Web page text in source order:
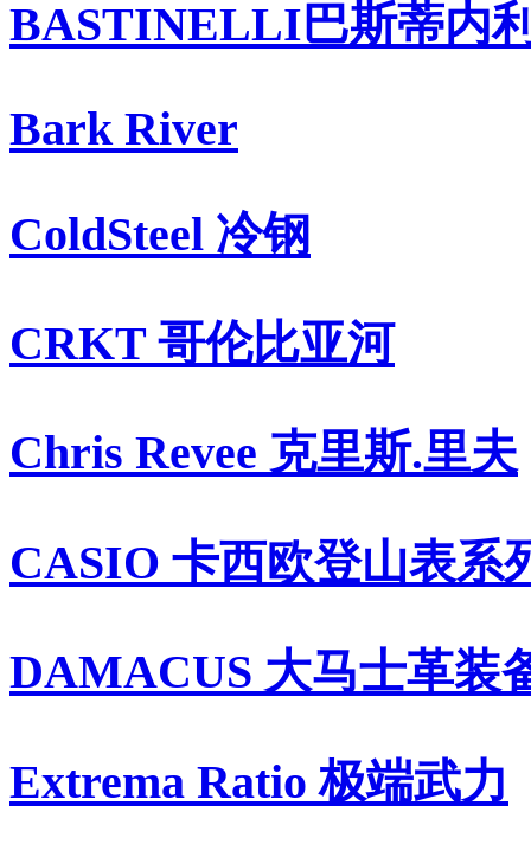
BASTINELLI巴斯蒂内
Bark River
ColdSteel 冷钢
CRKT 哥伦比亚河
Chris Revee 克里斯.里夫
CASIO 卡西欧登山表系
DAMACUS 大马士革装
Extrema Ratio 极端武力